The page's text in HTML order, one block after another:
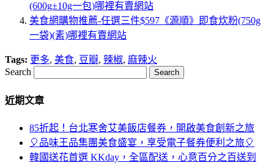
(600g±10g一包)哪裡有賣網站
美食網購物推薦-任選三件$597《源順》即食炊粉(750g
一袋)(素)哪裡有賣網站
Tags: 更多, 美食, 豆瓣, 辣椒, 麻辣火
Search
近期文章
85折起！台北寒舍艾美飯店餐券，開啟美食創新之旅
🎈品味王品集團美食盛宴，享受電子餐券便利之旅🎈
韓國送花首選 KKday，全區配送，心意百分之百送到